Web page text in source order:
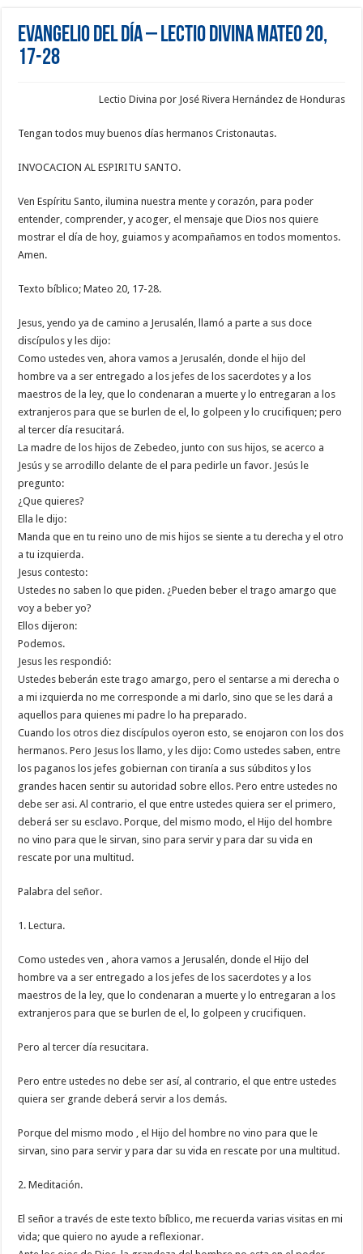
Evangelio del día – Lectio Divina Mateo 20,
17-28
Lectio Divina por José Rivera Hernández de Honduras
Tengan todos muy buenos días hermanos Cristonautas.
INVOCACION AL ESPIRITU SANTO.
Ven Espíritu Santo, ilumina nuestra mente y corazón, para poder
entender, comprender, y acoger, el mensaje que Dios nos quiere
mostrar el día de hoy, guiamos y acompañamos en todos momentos.
Amen.
Texto bíblico; Mateo 20, 17-28.
Jesus, yendo ya de camino a Jerusalén, llamó a parte a sus doce
discípulos y les dijo:
Como ustedes ven, ahora vamos a Jerusalén, donde el hijo del
hombre va a ser entregado a los jefes de los sacerdotes y a los
maestros de la ley, que lo condenaran a muerte y lo entregaran a los
extranjeros para que se burlen de el, lo golpeen y lo crucifiquen; pero
al tercer día resucitará.
La madre de los hijos de Zebedeo, junto con sus hijos, se acerco a
Jesús y se arrodillo delante de el para pedirle un favor. Jesús le
pregunto:
¿Que quieres?
Ella le dijo:
Manda que en tu reino uno de mis hijos se siente a tu derecha y el otro
a tu izquierda.
Jesus contesto:
Ustedes no saben lo que piden. ¿Pueden beber el trago amargo que
voy a beber yo?
Ellos dijeron:
Podemos.
Jesus les respondió:
Ustedes beberán este trago amargo, pero el sentarse a mi derecha o
a mi izquierda no me corresponde a mi darlo, sino que se les dará a
aquellos para quienes mi padre lo ha preparado.
Cuando los otros diez discípulos oyeron esto, se enojaron con los dos
hermanos. Pero Jesus los llamo, y les dijo: Como ustedes saben, entre
los paganos los jefes gobiernan con tiranía a sus súbditos y los
grandes hacen sentir su autoridad sobre ellos. Pero entre ustedes no
debe ser asi. Al contrario, el que entre ustedes quiera ser el primero,
deberá ser su esclavo. Porque, del mismo modo, el Hijo del hombre
no vino para que le sirvan, sino para servir y para dar su vida en
rescate por una multitud.
Palabra del señor.
1. Lectura.
Como ustedes ven , ahora vamos a Jerusalén, donde el Hijo del
hombre va a ser entregado a los jefes de los sacerdotes y a los
maestros de la ley, que lo condenaran a muerte y lo entregaran a los
extranjeros para que se burlen de el, lo golpeen y crucifiquen.
Pero al tercer día resucitara.
Pero entre ustedes no debe ser así, al contrario, el que entre ustedes
quiera ser grande deberá servir a los demás.
Porque del mismo modo , el Hijo del hombre no vino para que le
sirvan, sino para servir y para dar su vida en rescate por una multitud.
2. Meditación.
El señor a través de este texto bíblico, me recuerda varias visitas en mi
vida; que quiero no ayude a reflexionar.